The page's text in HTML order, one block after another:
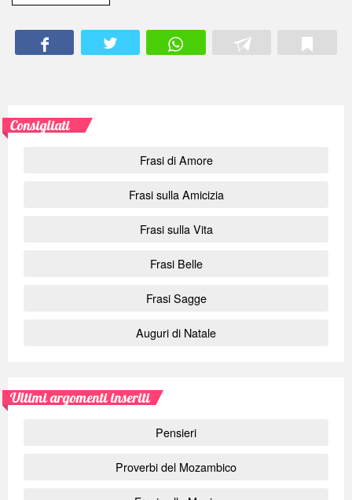
Consigliati
Frasi di Amore
Frasi sulla Amicizia
Frasi sulla Vita
Frasi Belle
Frasi Sagge
Auguri di Natale
Ultimi argomenti inseriti
Pensieri
Proverbi del Mozambico